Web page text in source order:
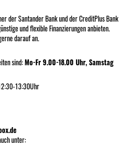
der Santander Bank und der CreditPlus Bank
und flexible Finanzierungen anbieten.
darauf an.
sind:Mo-Fr 9.00-18.00 Uhr, Samstag
13:30Uhr
unter: